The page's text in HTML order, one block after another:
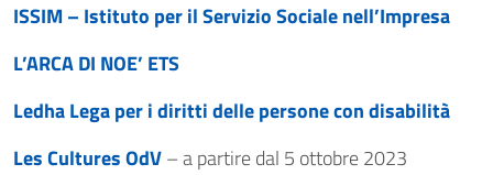
ISSIM – Istituto per il Servizio Sociale nell’Impresa
L’ARCA DI NOE’ ETS
Ledha Lega per i diritti delle persone con disabilità
Les Cultures OdV– a partire dal 5 ottobre 2023